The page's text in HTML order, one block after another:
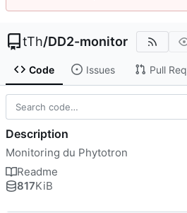
tTh/DD2-monitor
Code Issues Pull
Description
Monitoring du Phytotron
Readme
817KiB